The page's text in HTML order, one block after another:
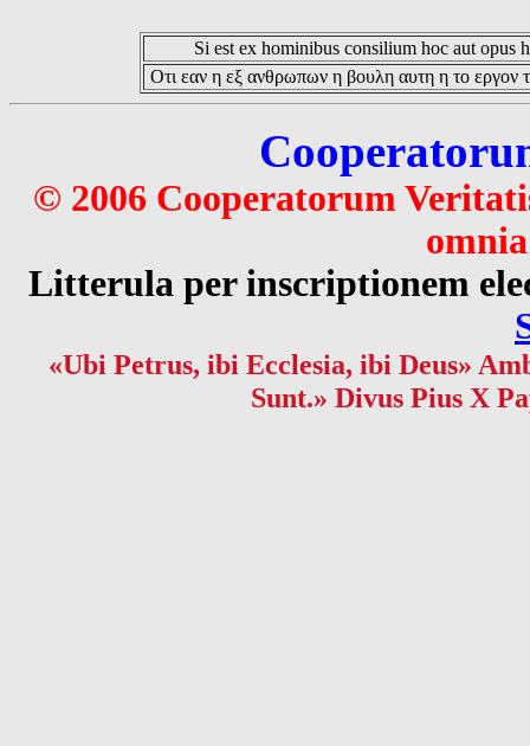
Si est ex hominibus consilium hoc aut opus
Οτι εαν η εξ ανθρωπων η βουλη αυτη η το εργον
© 2006 Cooperatorum
Litterula per inscriptionem
«Ubi Petrus, ibi Ecclesia, ibi Deus»
Sunt.» Divus Pius X